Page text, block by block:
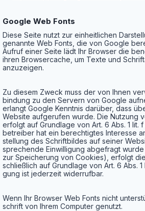
Goog­le Web Fonts
Die­se Sei­te nutzt zur ein­heit­li­chen
genann­te Web Fonts, die von Goog­le
Auf­ruf einer Sei­te lädt Ihr Brow­ser die
ihren Brow­ser­cache, um Tex­te und
anzuzeigen.
Zu die­sem Zweck muss der von Ihnen
bin­dung zu den Ser­vern von Goog­le
erlangt Goog­le Kennt­nis dar­über, dass
Web­site auf­ge­ru­fen wur­de. Die Nut­zung
erfolgt auf Grund­la­ge von Art. 6 Abs. 1 lit.
be­trei­ber hat ein berech­tig­tes Inter­es­se
stel­lung des Schrift­bil­des auf sei­ner
spre­chen­de Ein­wil­li­gung abge­fragt wur­de
zur Spei­che­rung von Coo­kies), erfolgt
schließ­lich auf Grund­la­ge von Art. 6 Abs.
gung ist jeder­zeit widerrufbar.
Wenn Ihr Brow­ser Web Fonts nicht
schrift von Ihrem Com­pu­ter genutzt.